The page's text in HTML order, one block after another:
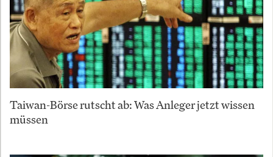
Taiwan-Börse rutscht ab: Was Anleger jetzt wissen
müssen